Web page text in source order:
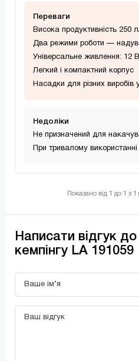
Переваги
Висока продуктивність 250
Два режими роботи —
Універсальне живлення: 12
Легкий і компактний корпус
Насадки для різних виробів
Недолiки
Не призначений для
При тривалому
Показано від 1 до 1 з 1
Написати відгук
кемпінгу LA 191059